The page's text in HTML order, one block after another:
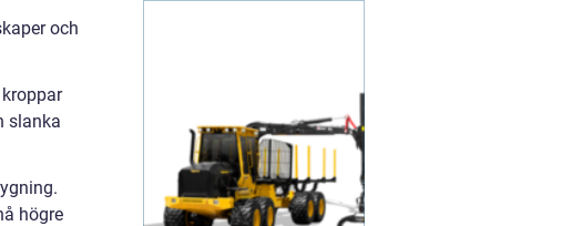
och
slanka
högre
energikostnader. I en tid
där många söker...